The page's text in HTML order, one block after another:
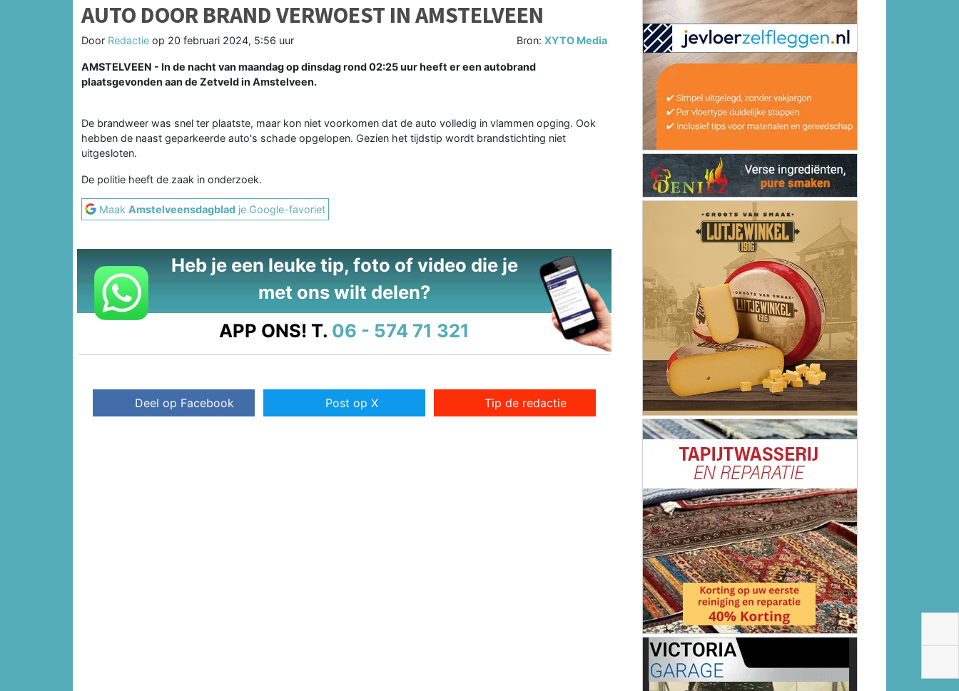
AUTO DOOR BRAND VERWOEST IN AMSTELVEEN
Door Redactie op 20 februari 2024, 5:56 uur Bron:XYTO Media
AMSTELVEEN - In de nacht van maandag op dinsdag rond 02:25 uur heeft er een autobrand
plaatsgevonden aan de Zetveld in Amstelveen.
De brandweer was snel ter plaatste, maar kon niet voorkomen dat de auto volledig in vlammen opging. Ook
hebben de naast geparkeerde auto's schade opgelopen. Gezien het tijdstip wordt brandstichting niet
uitgesloten.
De politie heeft de zaak in onderzoek.
Maak Amstelveensdagblad je Google-favoriet
Heb je een leuke tip, foto of video die je
met ons wilt delen?
APP ONS! T. 06 - 574 71 321
Deel op Facebook Post op X Tip de redactie